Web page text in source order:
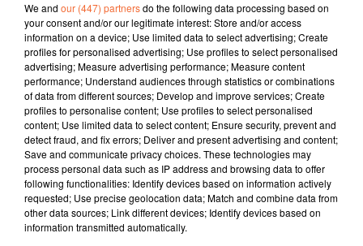
Collines
votre plus belle vitrine
podcast
3 juin 2020 - 3 min 59 sec
COLLINES VOTRE PLUS BELLE VITRINE MERCREDI 3 JUIN
Collines la Radio
Collines, votre plus belle vitrine
Avec Franck Chavignon, le gérant des Pavillons du
We and our (447) partnersdo the following data processing based on
your consent and/or our legitimate interest: Store and/or access
information on a device; Use limited data to select advertising; Create
profiles for personalised advertising; Use profiles to select personalised
advertising; Measure advertising performance; Measure content
performance; Understand audiences through statistics or combinations
of data from different sources; Develop and improve services; Create
profiles to personalise content; Use profiles to select personalised
content; Use limited data to select content; Ensure security, prevent and
detect fraud, and fix errors; Deliver and present advertising and content;
Save and communicate privacy choices. These technologies may
process personal data such as IP address and browsing data to offer
following functionalities: Identify devices based on information actively
requested; Use precise geolocation data; Match and combine data from
other data sources; Link different devices; Identify devices based on
information transmitted automatically.